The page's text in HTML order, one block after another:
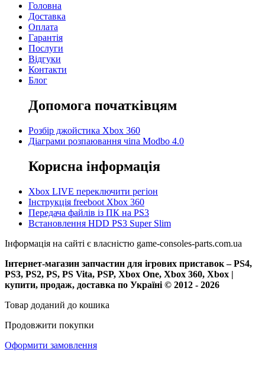
Головна
Доставка
Оплата
Гарантія
Послуги
Відгуки
Контакти
Блог
Допомога початківцям
Розбір джойстика Xbox 360
Діаграми розпаювання чіпа Modbo 4.0
Корисна інформація
Xbox LIVE переключити регіон
Інструкція freeboot Xbox 360
Передача файлів із ПК на PS3
Встановлення HDD PS3 Super Slim
Інформація на сайті є власністю game-consoles-parts.com.ua
Інтернет-магазин запчастин для ігрових приставок – PS4,
PS3, PS2, PS, PS Vita, PSP, Xbox One, Xbox 360, Xbox |
купити, продаж, доставка по Україні © 2012 - 2026
Товар доданий до кошика
Продовжити покупки
Оформити замовлення